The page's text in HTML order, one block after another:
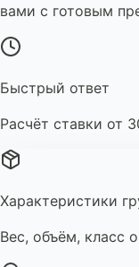
вами с готовым
Быстрый ответ
Расчёт ставки от
Характеристики
Вес, объём, класс